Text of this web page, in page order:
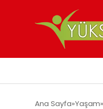
Ana Sayfa Yaşam